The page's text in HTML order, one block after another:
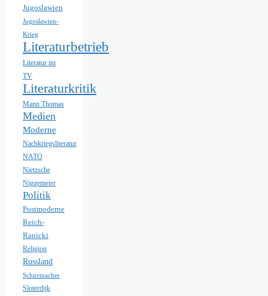
Jugoslawien
Jugoslawien-
Krieg
Literaturbetrieb
Literatur im
TV
Literaturkritik
Mann Thomas
Medien
Moderne
Nachkriegsliteratur
NATO
Nietzsche
Niggemeier
Politik
Postmoderne
Reich-
Ranicki
Religion
Russland
Schirrmacher
Sloterdijk